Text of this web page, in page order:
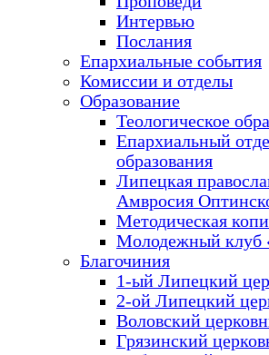
Интервью
Послания
Епархиальные события
Комиссии и отделы
Образование
Теологическое
Епархиальный
образования
Липецкая
Амвросия
Методическая
Молодежный клуб
Благочиния
1-ый Липецкий
2-ой Липецкий
Воловский
Грязинский